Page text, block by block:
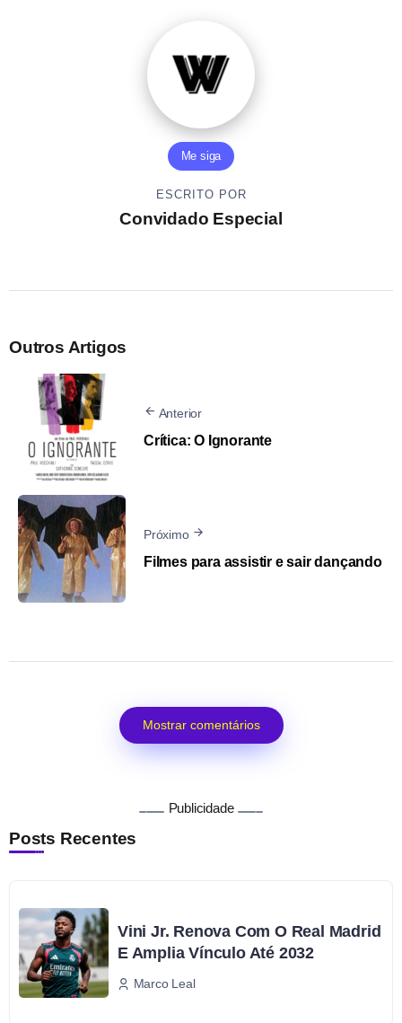
Me siga
ESCRITO POR
Convidado Especial
Outros Artigos
Anterior
Crítica: O Ignorante
Próximo
Filmes para assistir e sair dançando
Mostrar comentários
Publicidade
Posts Recentes
Vini Jr. Renova Com O Real Madrid
E Amplia Vínculo Até 2032
Marco Leal